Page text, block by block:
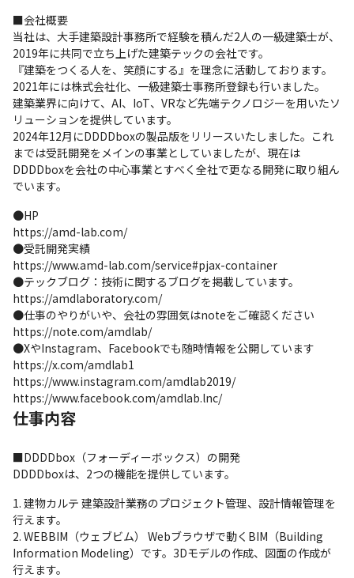
■会社概要
当社は、大手建築設計事務所で経験を積んだ2人の一級建築士が、
2019年に共同で立ち上げた建築テックの会社です。
『建築をつくる人を、笑顔にする』を理念に活動しております。
2021年には株式会社化、一級建築士事務所登録も行いました。
建築業界に向けて、AI、IoT、VRなど先端テクノロジーを用いたソ
リューションを提供しています。
2024年12月にDDDDboxの製品版をリリースいたしました。これ
までは受託開発をメインの事業としていましたが、現在は
DDDDboxを会社の中心事業とすべく全社で更なる開発に取り組ん
でいます。
●HP
https://amd-lab.com/
●受託開発実績
https://www.amd-lab.com/service#pjax-container
●テックブログ：技術に関するブログを掲載しています。
https://amdlaboratory.com/
●仕事のやりがいや、会社の雰囲気はnoteをご確認ください
https://note.com/amdlab/
●XやInstagram、Facebookでも随時情報を公開しています
https://x.com/amdlab1
https://www.instagram.com/amdlab2019/
https://www.facebook.com/amdlab.lnc/
仕事内容
■DDDDbox（フォーディーボックス）の開発
DDDDboxは、2つの機能を提供しています。
建物カルテ 建築設計業務のプロジェクト管理、設計情報管理を
行えます。
WEBBIM（ウェブビム） Webブラウザで動くBIM（Building
Information Modeling）です。3Dモデルの作成、図面の作成が
行えます。